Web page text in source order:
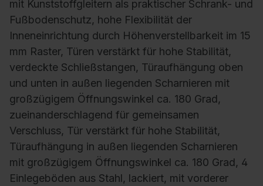
mit Kunststoffgleitern als praktischer Schrank- und
Fußbodenschutz, hohe Flexibilität der
Inneneinrichtung durch Höhenverstellbarkeit im 15
mm Raster, Türen verstärkt für hohe Stabilität,
verdeckte Schließstangen, Türaufhängung oben
und unten in außen liegenden Scharnieren mit
großzügigem Öffnungswinkel ca. 180 Grad,
zueinanderschlagend für gemeinsamen
Verschluss, Tür verstärkt für hohe Stabilität,
Türaufhängung in außen liegenden Scharnieren
mit großzügigem Öffnungswinkel ca. 180 Grad, 4
Einlegeböden aus Stahl, lackiert, mit vorderer